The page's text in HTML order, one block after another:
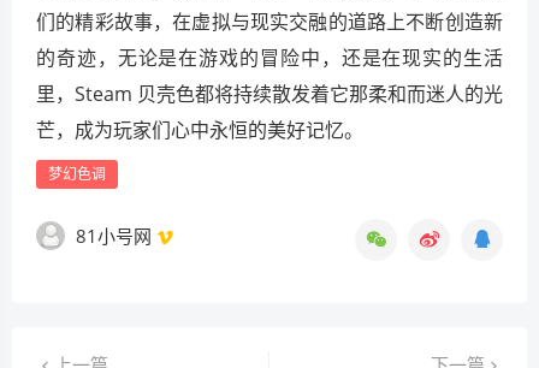
们的精彩故事，在虚拟与现实交融的道路上不断创造新
的奇迹，无论是在游戏的冒险中，还是在现实的生活
里，Steam 贝壳色都将持续散发着它那柔和而迷人的光
芒，成为玩家们心中永恒的美好记忆。
梦幻色调
81小号网